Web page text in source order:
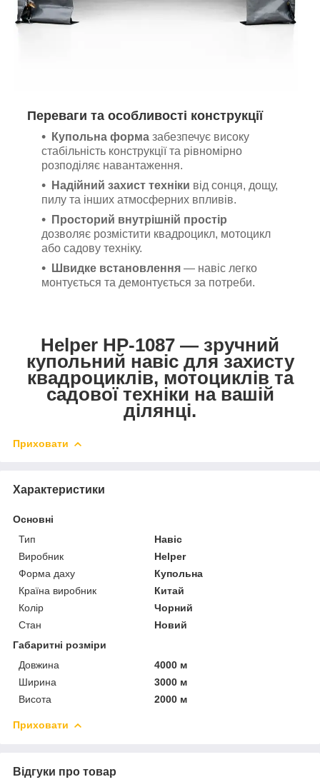
Переваги та особливості конструкції
Купольна форма забезпечує високу
стабільність конструкції та рівномірно
розподіляє навантаження.
Надійний захист техніки від сонця, дощу,
пилу та інших атмосферних впливів.
Просторий внутрішній простір
дозволяє розмістити квадроцикл, мотоцикл
або садову техніку.
Швидке встановлення — навіс легко
монтується та демонтується за потреби.
Helper HP-1087 — зручний
купольний навіс для захисту
квадроциклів, мотоциклів та
садової техніки на вашій
ділянці.
Приховати
Характеристики
Основні
Тип
Навіс
Виробник
Helper
Форма даху
Купольна
Країна виробник
Китай
Колір
Чорний
Стан
Новий
Габаритні розміри
Довжина
4000 м
Ширина
3000 м
Висота
2000 м
Приховати
Відгуки про товар